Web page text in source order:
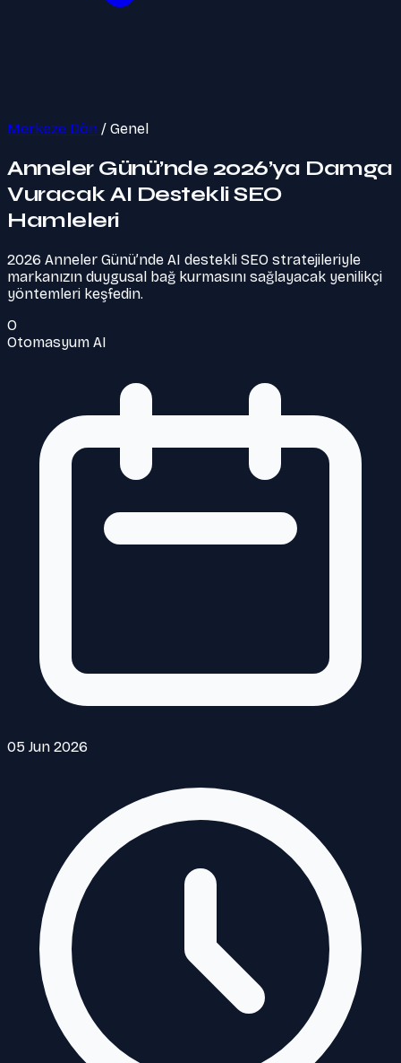
Merkeze Dön / Genel
Anneler Günü’nde 2026’ya Damga
Vuracak AI Destekli SEO
Hamleleri
2026 Anneler Günü’nde AI destekli SEO stratejileriyle
markanızın duygusal bağ kurmasını sağlayacak yenilikçi
yöntemleri keşfedin.
O
Otomasyum AI
05 Jun 2026